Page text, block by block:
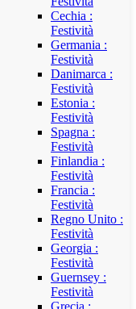
Cechia :
Festività
Germania :
Festività
Danimarca :
Festività
Estonia :
Festività
Spagna :
Festività
Finlandia :
Festività
Francia :
Festività
Regno Unito :
Festività
Georgia :
Festività
Guernsey :
Festività
Grecia :